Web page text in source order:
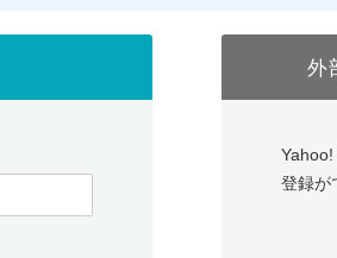
外
登録が